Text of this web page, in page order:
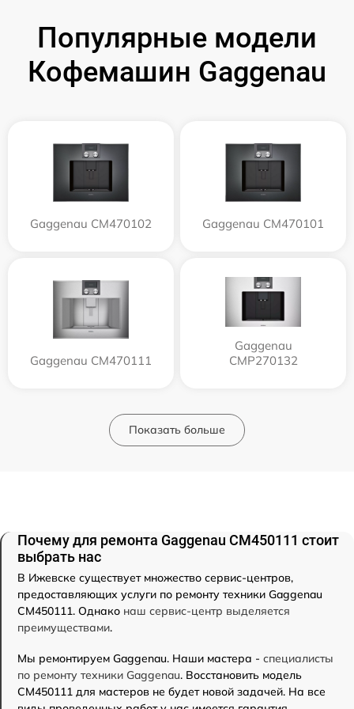
Популярные модели
Кофемашин Gaggenau
Gaggenau CM470102 Gaggenau CM470101
Gaggenau CM470111
Gaggenau
CMP270132
Показать больше
Почему для ремонта Gaggenau CM450111 стоит
выбрать нас
В Ижевске существует множество сервис-центров,
предоставляющих услуги по ремонту техники Gaggenau
CM450111. Однако наш сервис-центр выделяется
преимуществами.
Мы ремонтируем Gaggenau. Наши мастера - специалисты
по ремонту техники Gaggenau. Восстановить модель
CM450111 для мастеров не будет новой задачей. На все